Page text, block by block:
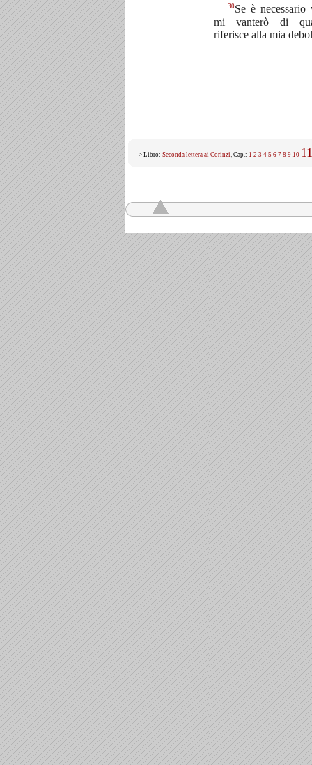
30Se è necessario
mi vanterò di
riferisce alla mia
> Libro: Seconda lettera ai Corinzi, Cap.: 1 2 3 4 5 6 7 8 9 10 11